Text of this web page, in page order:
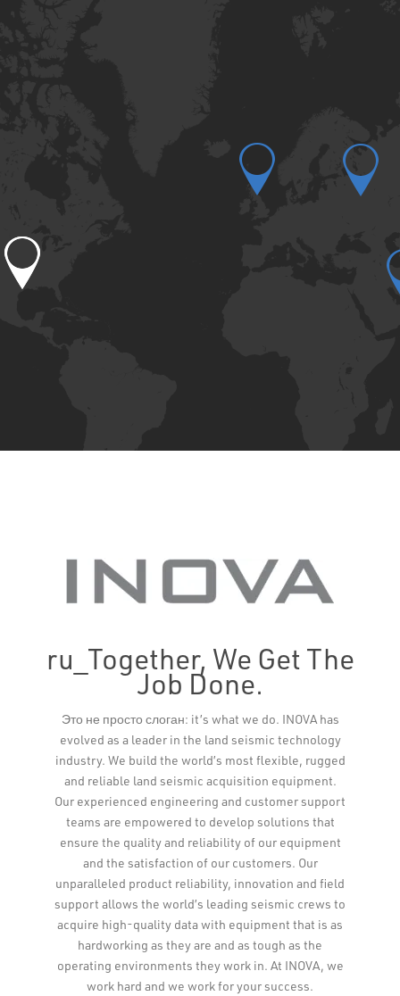
ru_Together, We Get The
Job Done.
Это не просто слоган: it’s what we do. INOVA has
evolved as a leader in the land seismic technology
industry. We build the world’s most flexible, rugged
and reliable land seismic acquisition equipment.
Our experienced engineering and customer support
teams are empowered to develop solutions that
ensure the quality and reliability of our equipment
and the satisfaction of our customers. Our
unparalleled product reliability, innovation and field
support allows the world’s leading seismic crews to
acquire high-quality data with equipment that is as
hardworking as they are and as tough as the
operating environments they work in. At INOVA, we
work hard and we work for your success.